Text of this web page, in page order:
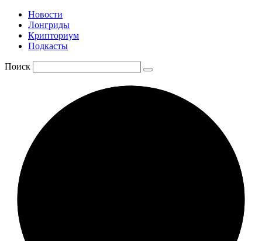
Новости
Лонгриды
Крипториум
Подкасты
Поиск